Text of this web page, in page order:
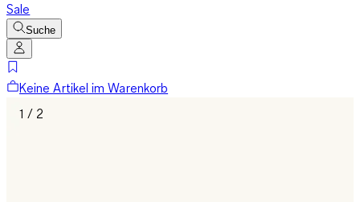
Sale
Suche
Keine Artikel im Warenkorb
1 / 2